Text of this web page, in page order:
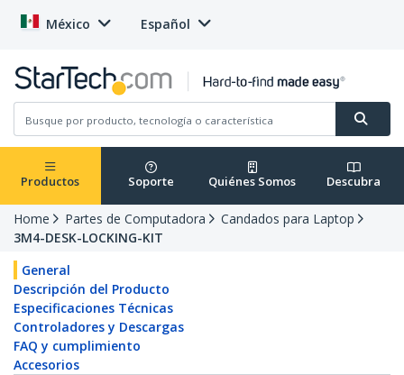
México Español
Productos Soporte Quiénes Somos Descubra
Home Partes de Computadora
Candados para Laptop
3M4-DESK-LOCKING-KIT
General
Descripción del Producto
Especificaciones Técnicas
Controladores y Descargas
FAQ y cumplimiento
Accesorios